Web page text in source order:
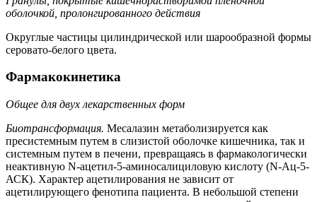
оболочкой, пролонгированного действия
Округлые частицы цилиндрической или шарообразной формы
серовато-белого цвета.
Фармакокинетика
Общее для двух лекарственных форм
Биотрансформация. Месалазин метаболизируется как
пресистемным путем в слизистой оболочке кишечника, так и
системным путем в печени, превращаясь в фармакологически
неактивную N-ацетил-5-аминосалициловую кислоту (N-Ац-5-
АСК). Характер ацетилирования не зависит от
ацетилирующего фенотипа пациента. В небольшой степени